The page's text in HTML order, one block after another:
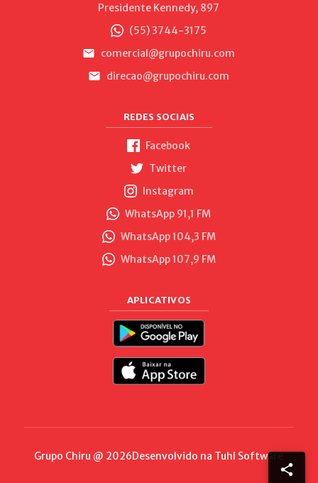
Presidente Kennedy, 897
(55) 3744-3175
comercial@grupochiru.com
direcao@grupochiru.com
REDES SOCIAIS
Facebook
Twitter
Instagram
WhatsApp 91,1 FM
WhatsApp 104,3 FM
WhatsApp 107,9 FM
APLICATIVOS
Grupo Chiru @ 2026Desenvolvido na Tuhl Software